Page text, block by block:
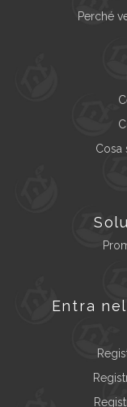
Perché
Cosa
Entra